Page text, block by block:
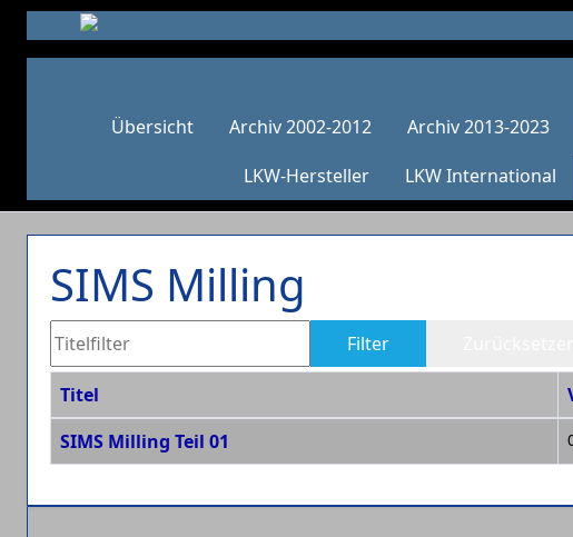
Übersicht Archiv 2002-2012 Archiv 2013-2023
LKW-Hersteller
LKW International
SIMS Milling
Titelfilter Filter
Beiträge
Titel
SIMS Milling Teil 01